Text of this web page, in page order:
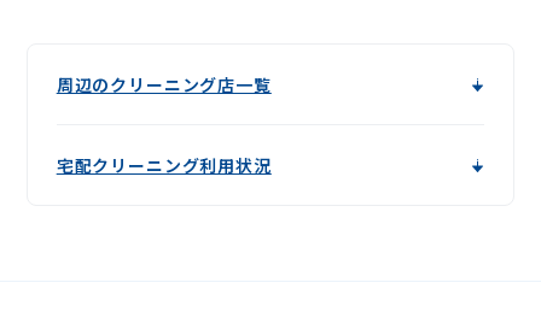
周辺のクリーニング店一覧
宅配クリーニング利用状況